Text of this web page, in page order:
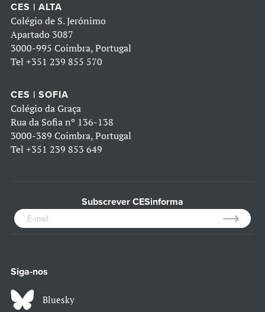
CES | ALTA
Colégio de S. Jerónimo
Apartado 3087
3000-995 Coimbra, Portugal
Tel +351 239 855 570
CES | SOFIA
Colégio da Graça
Rua da Sofia nº 136-138
3000-389 Coimbra, Portugal
Tel +351 239 853 649
Subscrever CESinforma
Siga-nos
Bluesky